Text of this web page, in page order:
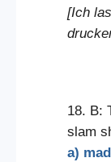
[Ich
18. B:
slam
a)